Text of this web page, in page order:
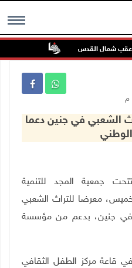
MENU
الشعبي في جنين دعما
وفا- افتتحت جمعية المجد للتنمية
معرضا للتراث الشعبي
في جنين، بدعم من مؤسسة
قاعة مركز الطفل الثقافي